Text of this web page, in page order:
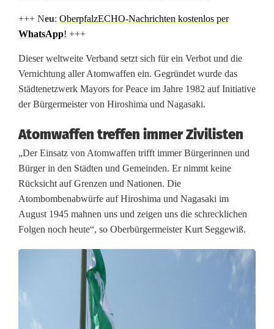
e
n
s
a
g
t
N
E
I
N
z
A
+++ Neu: OberpfalzECHO-Nachrichten kostenlos per
WhatsApp! +++
Dieser weltweite Verband setzt sich für ein Verbot und die
Vernichtung aller Atomwaffen ein. Gegründet wurde das
Städtenetzwerk Mayors for Peace im Jahre 1982 auf Initiative
der Bürgermeister von Hiroshima und Nagasaki.
Atomwaffen treffen immer Zivilisten
„Der Einsatz von Atomwaffen trifft immer Bürgerinnen und
Bürger in den Städten und Gemeinden. Er nimmt keine
Rücksicht auf Grenzen und Nationen. Die
Atombombenabwürfe auf Hiroshima und Nagasaki im
August 1945 mahnen uns und zeigen uns die schrecklichen
Folgen noch heute“, so Oberbürgermeister Kurt Seggewiß.